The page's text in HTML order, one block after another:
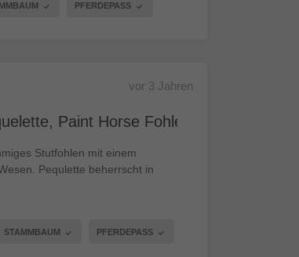
PFERDEPASS
Paint Horse Fohlen - Stute
vor 3 Jahren
Stutfohlen mit einem
Pequlette beherrscht in
STAMMBAUM PFERDEPASS